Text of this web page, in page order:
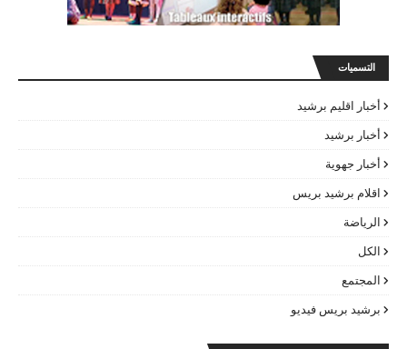
التسميات
أخبار اقليم برشيد
أخبار برشيد
أخبار جهوية
اقلام برشيد بريس
الرياضة
الكل
المجتمع
برشيد بريس فيديو